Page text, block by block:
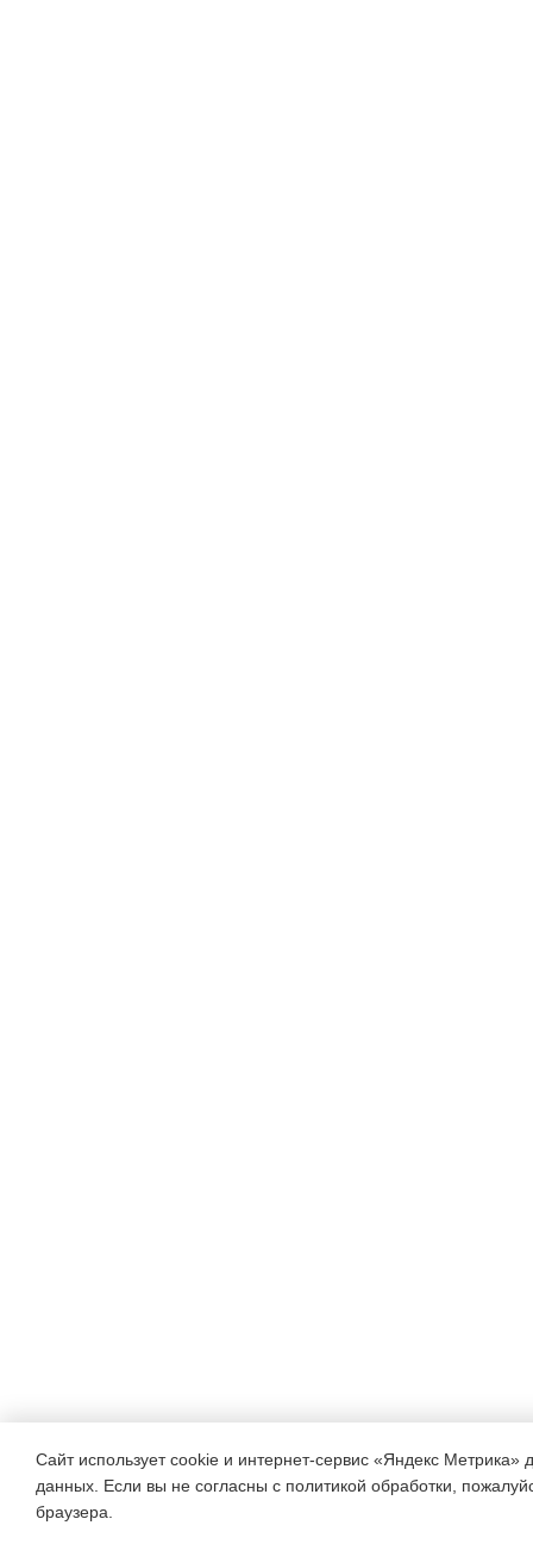
Сайт использует cookie и интернет-сервис «Яндекс Метрика»
данных. Если вы не согласны с политикой обработки,
браузера.